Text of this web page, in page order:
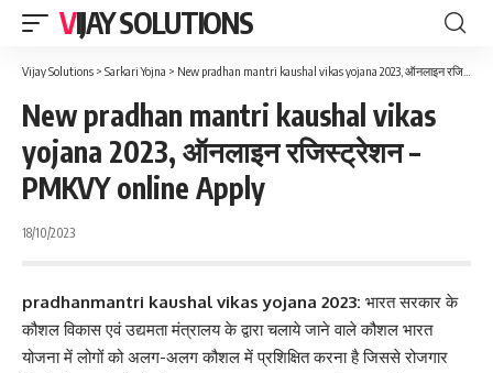
VIJAY SOLUTIONS
Vijay Solutions > Sarkari Yojna > New pradhan mantri kaushal vikas yojana 2023, ऑनलाइन रजिस्ट्रेशन – PMKVY online Apply
New pradhan mantri kaushal vikas
yojana 2023, ऑनलाइन रजिस्ट्रेशन –
PMKVY online Apply
18/10/2023
pradhanmantri kaushal vikas yojana 2023: भारत सरकार के
कौशल विकास एवं उद्यमता मंत्रालय के द्वारा चलाये जाने वाले कौशल भारत
योजना में लोगों को अलग-अलग कौशल में प्रशिक्षित करना है जिससे रोजगार